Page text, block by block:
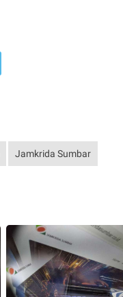
Jamkrida Sumbar